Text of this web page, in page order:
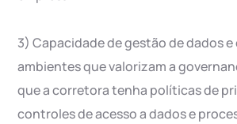
3) Capacidade de gestão de dados
ambientes que valorizam a
que a corretora tenha políticas de
controles de acesso a dados e